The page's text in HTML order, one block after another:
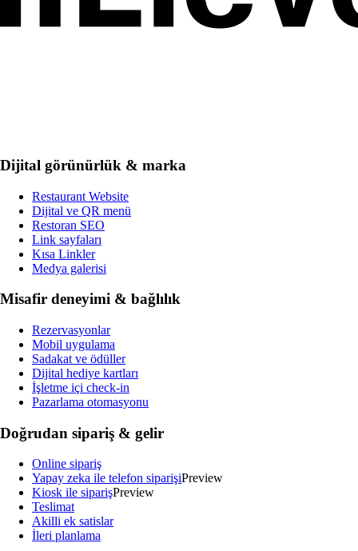
Dijital görünürlük & marka
Restaurant Website
Dijital ve QR menü
Restoran SEO
Link sayfaları
Kısa Linkler
Medya galerisi
Misafir deneyimi & bağlılık
Rezervasyonlar
Mobil uygulama
Sadakat ve ödüller
Dijital hediye kartları
İşletme içi check-in
Pazarlama otomasyonu
Doğrudan sipariş & gelir
Online sipariş
Yapay zeka ile telefon siparişiPreview
Kiosk ile siparişPreview
Teslimat
Akilli ek satislar
İleri planlama